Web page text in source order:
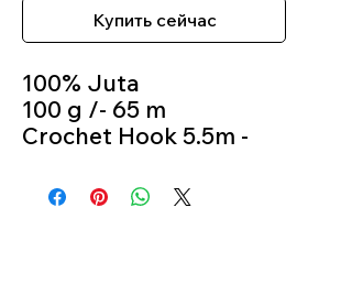
Купить сейчас
100% Juta
100 g /- 65 m
Crochet Hook 5.5m -
Color 946